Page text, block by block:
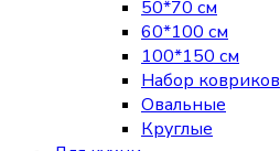
50*70 см
60*100 см
100*150 см
Набор ковриков
Овальные
Круглые